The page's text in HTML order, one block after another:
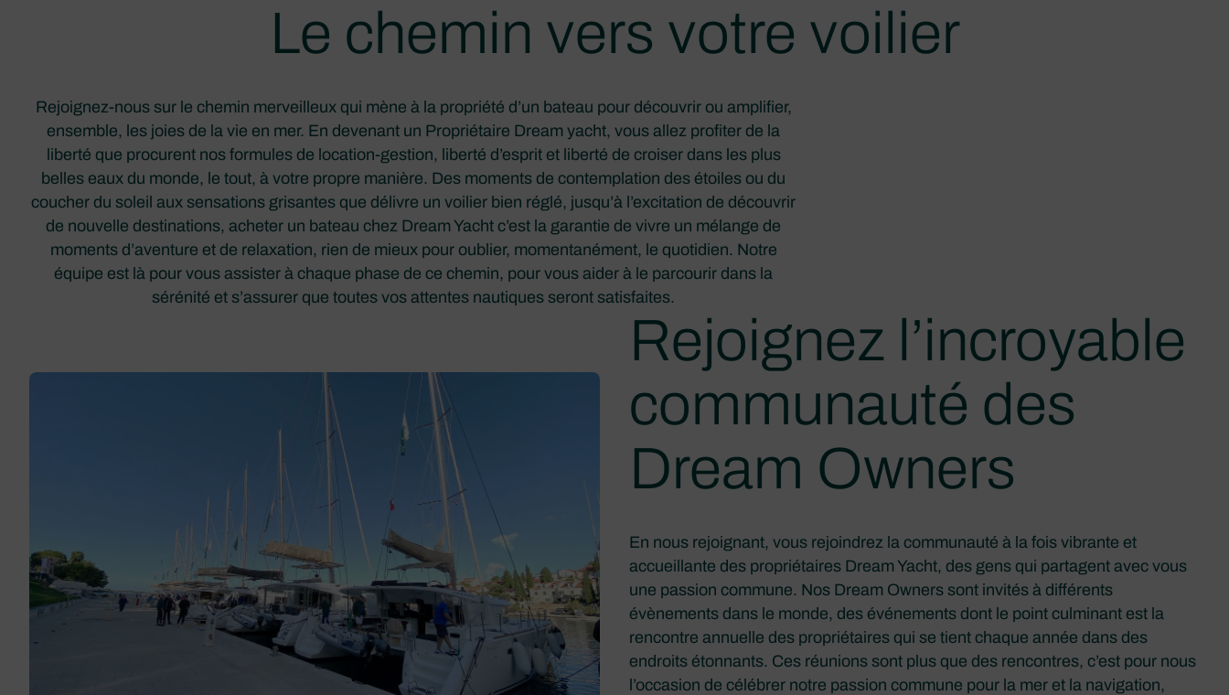
Le chemin vers votre voilier
Rejoignez-nous sur le chemin merveilleux qui mène à la propriété d’un bateau pour découvrir ou amplifier,
ensemble, les joies de la vie en mer. En devenant un Propriétaire Dream yacht, vous allez profiter de la
liberté que procurent nos formules de location-gestion, liberté d’esprit et liberté de croiser dans les plus
belles eaux du monde, le tout, à votre propre manière. Des moments de contemplation des étoiles ou du
coucher du soleil aux sensations grisantes que délivre un voilier bien réglé, jusqu’à l’excitation de découvrir
de nouvelle destinations, acheter un bateau chez Dream Yacht c’est la garantie de vivre un mélange de
moments d’aventure et de relaxation, rien de mieux pour oublier, momentanément, le quotidien. Notre
équipe est là pour vous assister à chaque phase de ce chemin, pour vous aider à le parcourir dans la
sérénité et s’assurer que toutes vos attentes nautiques seront satisfaites.
Rejoignez l’incroyable
communauté des
Dream Owners
En nous rejoignant, vous rejoindrez la communauté à la fois vibrante et
accueillante des propriétaires Dream Yacht, des gens qui partagent avec vous
une passion commune. Nos Dream Owners sont invités à différents
évènements dans le monde, des événements dont le point culminant est la
rencontre annuelle des propriétaires qui se tient chaque année dans des
endroits étonnants. Ces réunions sont plus que des rencontres, c’est pour nous
l’occasion de célébrer notre passion commune pour la mer et la navigation,